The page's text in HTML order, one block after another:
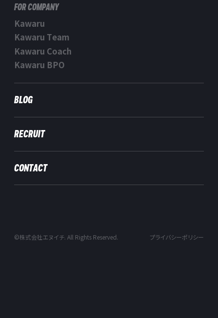
FOR COMPANY
Kawaru
Kawaru Team
Kawaru Coach
Kawaru BPO
BLOG
RECRUIT
CONTACT
©株式会社エヌイチ. All Rights Reserved. プライバシーポリシー